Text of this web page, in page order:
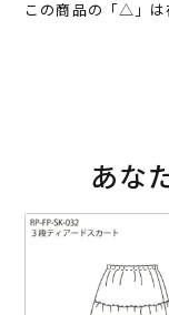
この商品の「△」は
あな